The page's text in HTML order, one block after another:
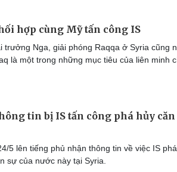
hợp cùng Mỹ tấn công IS
trưởng Nga, giải phóng Raqqa ở Syria cũng
là một trong những mục tiêu của liên minh
tin bị IS tấn công phá hủy căn
5 lên tiếng phủ nhận thông tin về việc IS
sự của nước này tại Syria.